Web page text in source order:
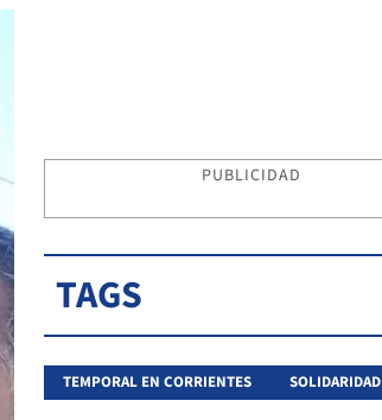
PUBLICIDAD
TAGS
TEMPORAL EN CORRIENTES SOLIDARIDAD